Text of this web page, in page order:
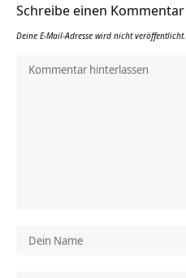
Schreibe einen Kommentar
Deine E-Mail-Adresse wird nicht veröffentlicht.